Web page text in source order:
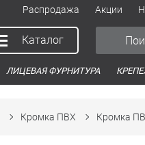
Распродажа Акции
Каталог
ЛИЦЕВАЯ ФУРНИТУРА
Кромка ПВХ Кромка